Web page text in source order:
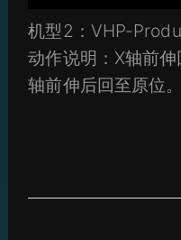
机型2：VHP-
动作说明：X轴前
轴前伸后回至原位。